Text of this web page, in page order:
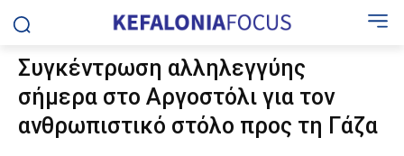
Συγκέντρωση αλληλεγγύης
σήμερα στο Αργοστόλι για τον
ανθρωπιστικό στόλο προς τη Γάζα